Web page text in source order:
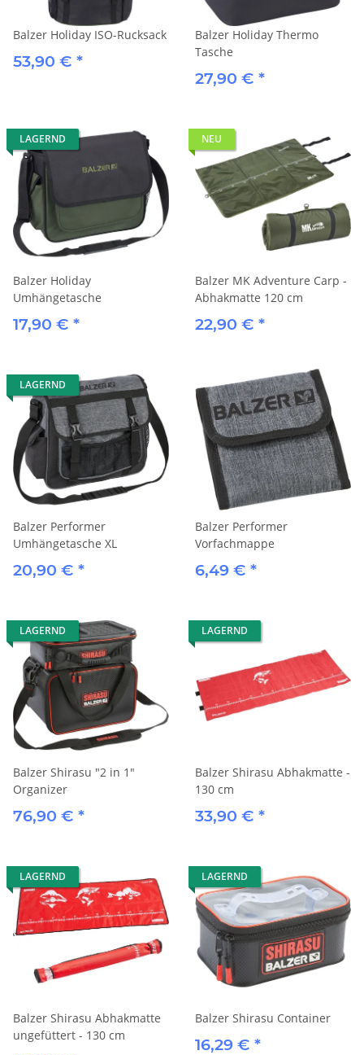
Balzer Holiday ISO-Rucksack
53,90 € *
Balzer Holiday Thermo
Tasche
27,90 € *
LAGERND
Balzer Holiday
Umhängetasche
17,90 € *
NEU
Balzer MK Adventure Carp -
Abhakmatte 120 cm
22,90 € *
LAGERND
Balzer Performer
Umhängetasche XL
20,90 € *
Balzer Performer
Vorfachmappe
6,49 € *
LAGERND
Balzer Shirasu "2 in 1"
Organizer
76,90 € *
LAGERND
Balzer Shirasu Abhakmatte -
130 cm
33,90 € *
LAGERND
Balzer Shirasu Abhakmatte
ungefüttert - 130 cm
LAGERND
Balzer Shirasu Container
16,29 € *